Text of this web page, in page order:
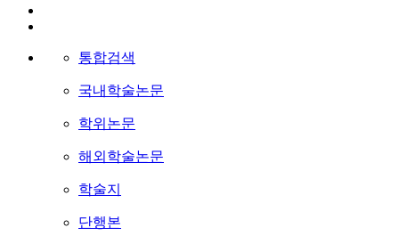
통합검색
국내학술논문
학위논문
해외학술논문
학술지
단행본